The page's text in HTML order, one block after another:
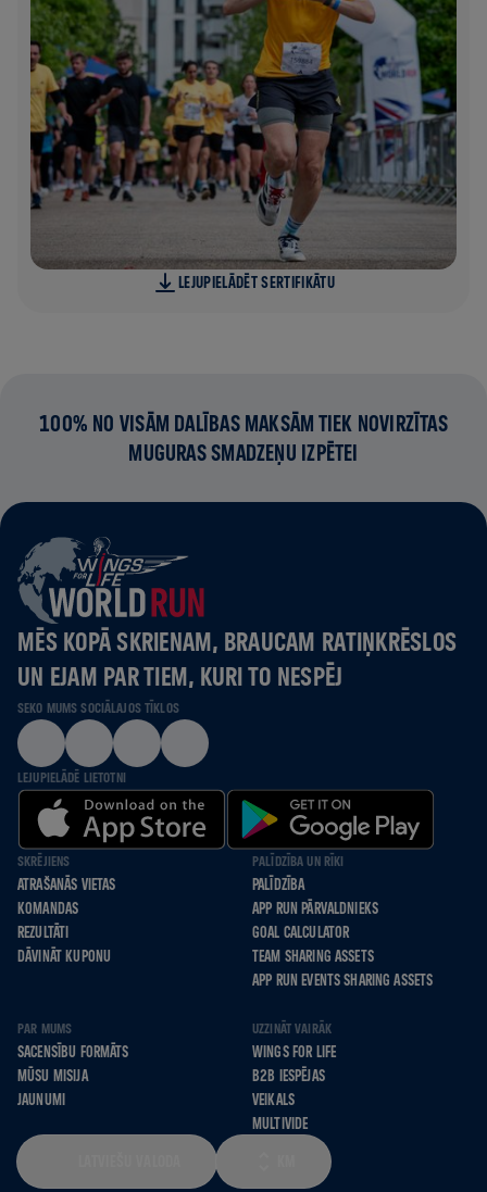
LEJUPIELĀDĒT SERTIFIKĀTU
100% NO VISĀM DALĪBAS MAKSĀM TIEK NOVIRZĪTAS
MUGURAS SMADZEŅU IZPĒTEI
MĒS KOPĀ SKRIENAM, BRAUCAM RATIŅKRĒSLOS
UN EJAM PAR TIEM, KURI TO NESPĒJ
SEKO MUMS SOCIĀLAJOS TĪKLOS
LEJUPIELĀDĒ LIETOTNI
SKRĒJIENS
ATRAŠANĀS VIETAS
KOMANDAS
REZULTĀTI
DĀVINĀT KUPONU
PALĪDZĪBA UN RĪKI
PALĪDZĪBA
APP RUN PĀRVALDNIEKS
GOAL CALCULATOR
TEAM SHARING ASSETS
APP RUN EVENTS SHARING ASSETS
PAR MUMS
SACENSĪBU FORMĀTS
MŪSU MISIJA
JAUNUMI
UZZINĀT VAIRĀK
WINGS FOR LIFE
B2B IESPĒJAS
VEIKALS
MULTIVIDE